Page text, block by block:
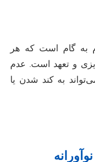
به گام است که هر
و تعهد است. عدم
به کند شدن یا